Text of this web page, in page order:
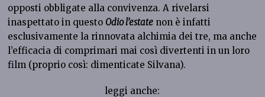
opposti obbligate alla convivenza. A rivelarsi
inaspettato in questo Odio l’estate non è infatti
esclusivamente la rinnovata alchimia dei tre, ma anche
l’efficacia di comprimari mai così divertenti in un loro
film (proprio così: dimenticate Silvana).
leggi anche: